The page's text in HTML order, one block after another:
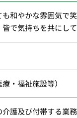
も和やかな雰囲気で
で気持ちを共にし
・福祉施設等）
護及び付帯する業務